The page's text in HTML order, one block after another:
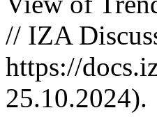
// IZA
https://
25.10.2024).